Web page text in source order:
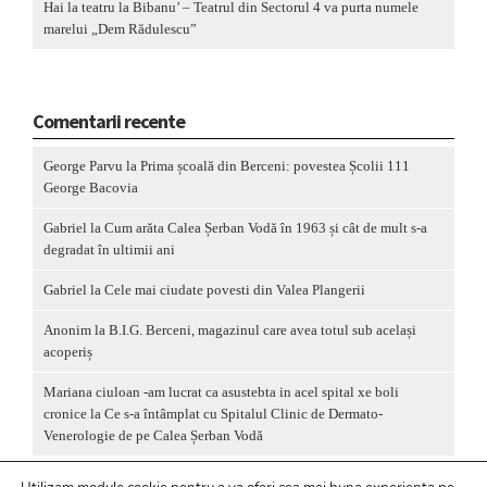
Hai la teatru la Bibanu’ – Teatrul din Sectorul 4 va purta numele
marelui „Dem Rădulescu”
Comentarii recente
George Parvu la Prima școală din Berceni: povestea Școlii 111
George Bacovia
Gabriel la Cum arăta Calea Șerban Vodă în 1963 și cât de mult s-a
degradat în ultimii ani
Gabriel la Cele mai ciudate povesti din Valea Plangerii
Anonim la B.I.G. Berceni, magazinul care avea totul sub același
acoperiș
Mariana ciuloan -am lucrat ca asustebta in acel spital xe boli
cronice la Ce s-a întâmplat cu Spitalul Clinic de Dermato-
Venerologie de pe Calea Șerban Vodă